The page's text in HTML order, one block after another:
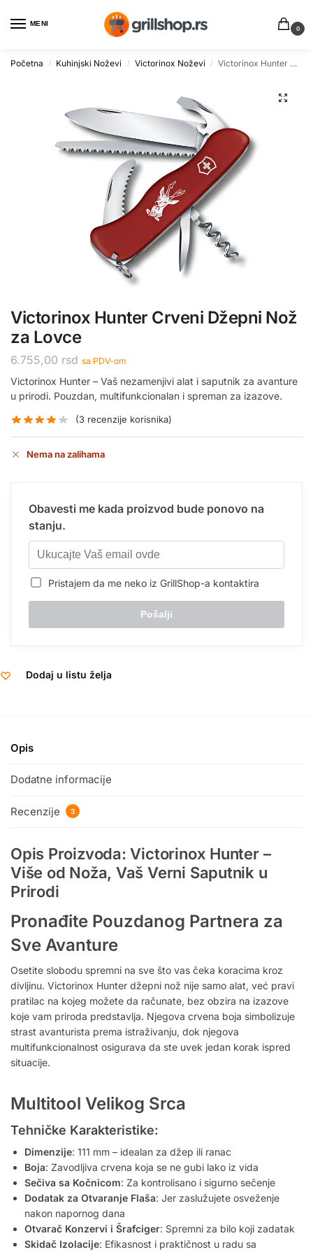
MENI
0
Početna / Kuhinjski Noževi / Victorinox Noževi / Victorinox Hunter Crveni Džepni Nož za Lovce
Victorinox Hunter Crveni Džepni Nož
za Lovce
6.755,00 rsd sa PDV-om
Victorinox Hunter – Vaš nezamenjivi alat i saputnik za avanture
u prirodi. Pouzdan, multifunkcionalan i spreman za izazove.
(3 recenzije korisnika)
Nema na zalihama
Obavesti me kada proizvod bude ponovo na
stanju.
Pristajem da me neko iz GrillShop-a kontaktira
Dodaj u listu želja
Opis
Dodatne informacije
Recenzije 3
Opis Proizvoda: Victorinox Hunter –
Više od Noža, Vaš Verni Saputnik u
Prirodi
Pronađite Pouzdanog Partnera za
Sve Avanture
Osetite slobodu spremni na sve što vas čeka koracima kroz
divljinu. Victorinox Hunter džepni nož nije samo alat, već pravi
pratilac na kojeg možete da računate, bez obzira na izazove
koje vam priroda predstavlja. Njegova crvena boja simbolizuje
strast avanturista prema istraživanju, dok njegova
multifunkcionalnost osigurava da ste uvek jedan korak ispred
situacije.
Multitool Velikog Srca
Tehničke Karakteristike:
Dimenzije: 111 mm – idealan za džep ili ranac
Boja: Zavodljiva crvena koja se ne gubi lako iz vida
Sečiva sa Kočnicom: Za kontrolisano i sigurno sečenje
Dodatak za Otvaranje Flaša: Jer zaslužujete osveženje
nakon napornog dana
Otvarač Konzervi i Šrafciger: Spremni za bilo koji zadatak
Skidač Izolacije: Efikasnost i praktičnost u radu sa